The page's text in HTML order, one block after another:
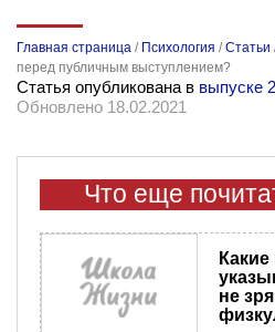
Главная страница / Психология /Статьи
перед публичным выступлением?
Статья опубликована в выпуске
Обновлено 18.02.2021
Что еще
не